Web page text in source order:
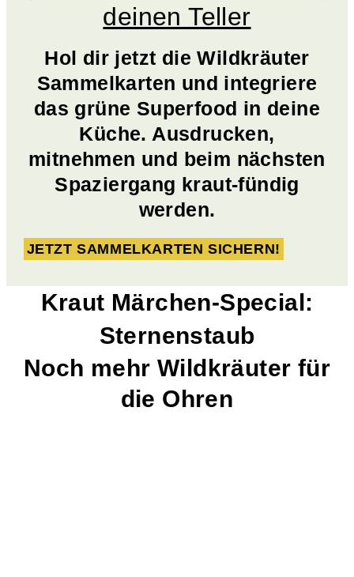
deinen Teller
Hol dir jetzt die Wildkräuter
Sammelkarten und integriere
das grüne Superfood in deine
Küche. Ausdrucken,
mitnehmen und beim nächsten
Spaziergang kraut-fündig
werden.
JETZT SAMMELKARTEN SICHERN!
Kraut Märchen-Special:
Sternenstaub
Noch mehr Wildkräuter für
die Ohren